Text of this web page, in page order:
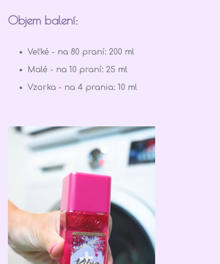
Objem balení:
Veľké - na 80 praní: 200 ml
Malé - na 10 praní: 25 ml
Vzorka - na 4 prania: 10 ml